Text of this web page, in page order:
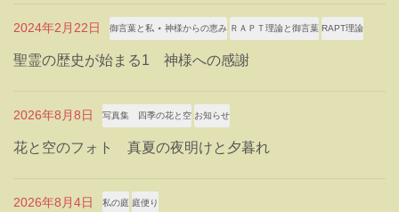
2024年2月22日 御言葉と私 ⋆ 神様からの恵み ＲＡＰＴ理論と御言葉 RAPT理論
聖霊の歴史が始まる1 神様への感謝
2026年8月8日 写真集 四季の花と空 お知らせ
花と空のフォト 真夏の夜明けと夕暮れ
2026年8月4日 私の庭 庭便り